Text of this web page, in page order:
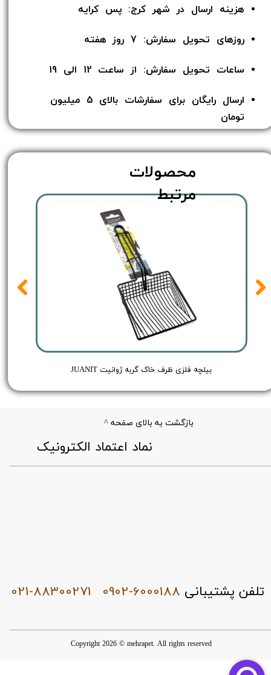
هزینه ارسال در شهر کرج: پس کرایه
روزهای تحویل سفارش: 7 روز هفته
ساعات تحویل سفارش: از ساعت 12 الی 19
ارسال رایگان برای سفارشات بالای 5 میلیون
تومان​​​​​​​
بیلچه فلزی ظرف خاک گربه ژوانیت JUANIT
محصولات
مرتبط
0902-6000188
بازگشت به بالای صفحه ^
021-88300271
Copyright 2026 © mehrapet. All rights reserved
​نماد اعتماد الکترونیک